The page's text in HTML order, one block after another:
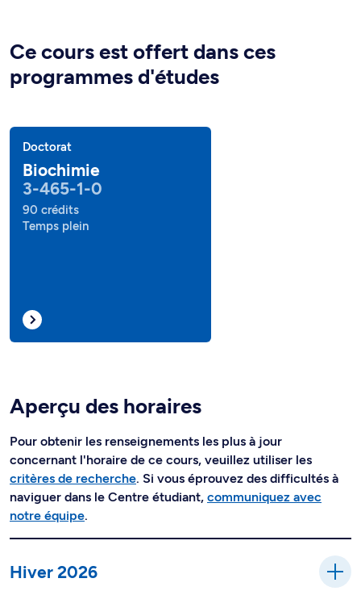
Ce cours est offert dans ces
programmes d'études
Doctorat
Biochimie
3-465-1-0
90 crédits
Temps plein
Aperçu des horaires
Pour obtenir les renseignements les plus à jour
concernant l'horaire de ce cours, veuillez utiliser les
critères de recherche. Si vous éprouvez des difficultés à
naviguer dans le Centre étudiant, communiquez avec
notre équipe.
Hiver 2026